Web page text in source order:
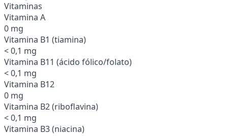
Vitaminas
Vitamina A
0 mg
Vitamina B1 (tiamina)
< 0,1 mg
Vitamina B11 (ácido fólico/folato)
< 0,1 mg
Vitamina B12
0 mg
Vitamina B2 (riboflavina)
< 0,1 mg
Vitamina B3 (niacina)